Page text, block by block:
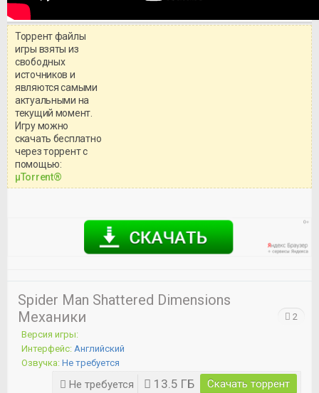
системными требованиями и
Торрент файлы
игры взяты из
свободных
источников и
являются самыми
актуальными на
текущий момент.
Игру можно
скачать бесплатно
через торрент с
помощью:
μTorrent®
Spider Man Shattered Dimensions
Механики
Версия игры:
Интерфейс: Английский
Озвучка: Не требуется
Не требуется 13.5 ГБ Скачать торрент
2